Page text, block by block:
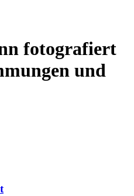
fotografiert
und